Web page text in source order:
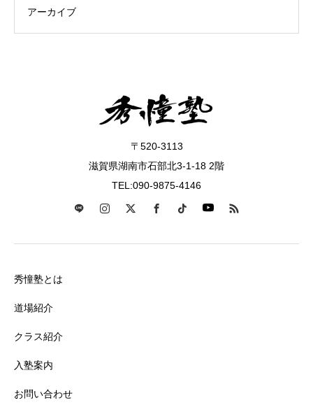
〒520-3113
滋賀県湖南市石部北3-1-18 2階
TEL:090-9875-4146
秀憧塾とは
道場紹介
クラス紹介
入塾案内
お問い合わせ